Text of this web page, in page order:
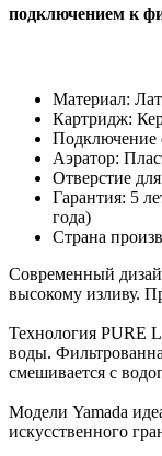
подключением к
Материал:
Картридж:
Подключение
Аэратор:
Отверстие
Гарантия: 5
года)
Страна
Современный
высокому изливу.
Технология PURE
воды.
смешивается с
Модели Yamada
искусственного